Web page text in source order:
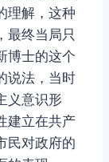
理解，这种
最终当局只
博士的这个
说法，当时
义意识形
建立在共产
民对政府的